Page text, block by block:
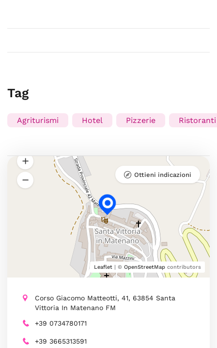
Tag
Agriturismi Hotel Pizzerie Ristoranti
Leaflet | © OpenStreetMap contributors
Ottieni indicazioni
Corso Giacomo Matteotti, 41, 63854 Santa
Vittoria In Matenano FM
+39 0734780171
+39 3665313591